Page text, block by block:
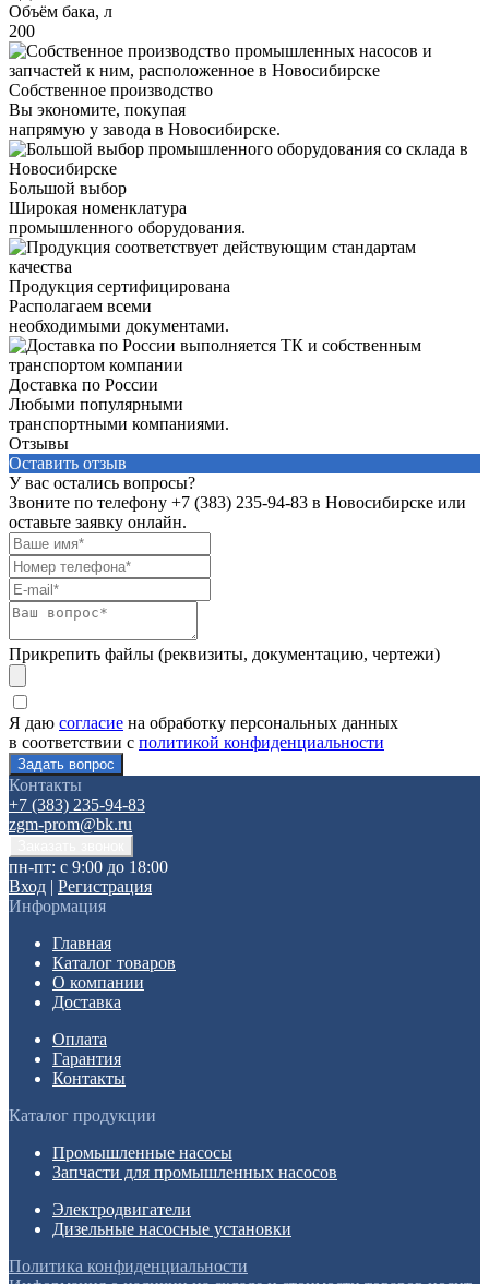
Объём бака, л
200
Собственное производство
Вы экономите, покупая
напрямую у завода в Новосибирске.
Большой выбор
Широкая номенклатура
промышленного оборудования.
Продукция сертифицирована
Располагаем всеми
необходимыми документами.
Доставка по России
Любыми популярными
транспортными компаниями.
Отзывы
Оставить отзыв
У вас остались вопросы?
Звоните по телефону +7 (383) 235-94-83 в Новосибирске или
оставьте заявку онлайн.
Прикрепить файлы (реквизиты, документацию, чертежи)
Я даю согласие на обработку персональных данных
в соответствии с политикой конфиденциальности
Контакты
+7 (383) 235-94-83
zgm-prom@bk.ru
пн-пт: с 9:00 до 18:00
Вход | Регистрация
Информация
Главная
Каталог товаров
О компании
Доставка
Оплата
Гарантия
Контакты
Каталог продукции
Промышленные насосы
Запчасти для промышленных насосов
Электродвигатели
Дизельные насосные установки
Политика конфиденциальности